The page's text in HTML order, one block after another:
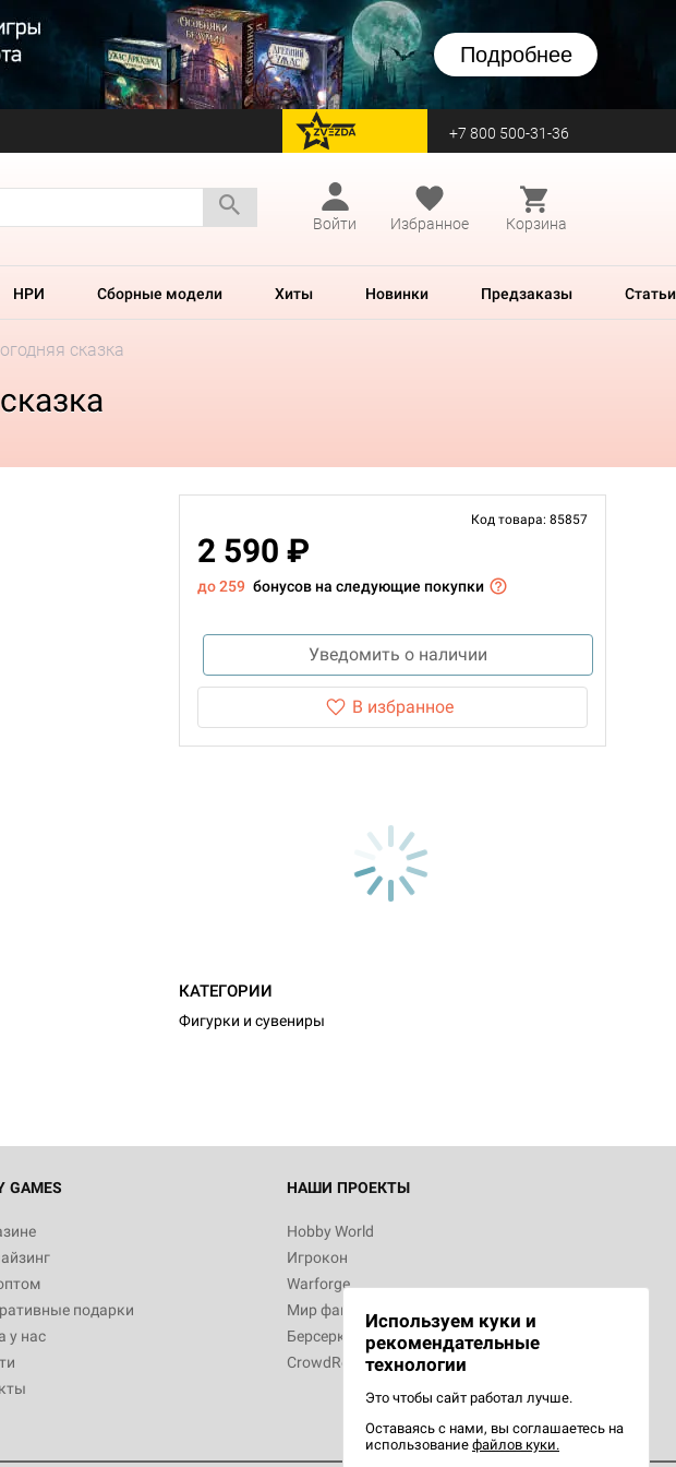
Подробнее
перейти на Zvezda +7 800 500-31-36
Войти
Избранное Корзина
НРИ Сборные модели Хиты Новинки Предзаказы Статьи
сказка
Код товара: 85857
2 590 ₽
до 259 бонусов на следующие покупки
Уведомить о наличии
В избранное
КАТЕГОРИИ
Фигурки и сувениры
GAMES
подарки
у нас
НАШИ ПРОЕКТЫ
Hobby World
Игрокон
Warforge
Мир фантастики
Берсерк
CrowdRepublic
Используем куки и
рекомендательные
технологии
Это чтобы сайт работал лучше.
Оставаясь с нами, вы соглашаетесь на
использование файлов куки.